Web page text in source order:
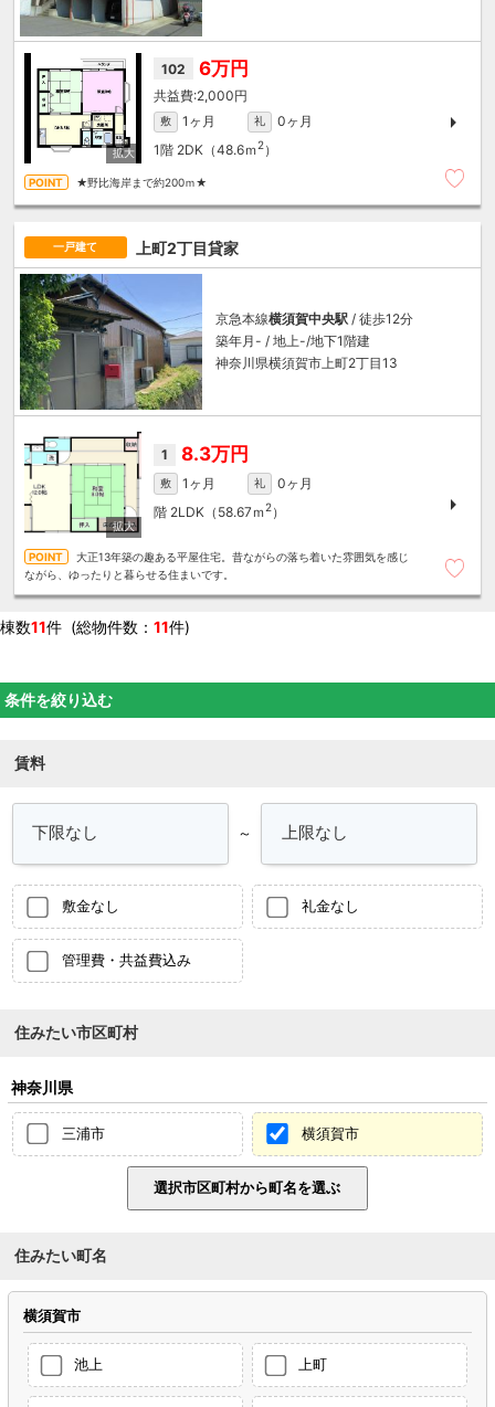
102 6万円
2,000円
敷 1ヶ月 礼
0ヶ月
1階 2DK（48.6ｍ 2）
★野比海岸まで約200ｍ★
一戸建て 上町2丁目貸家
京急本線横須賀中央駅 / 徒歩12分
築年月- / 地上-/地下1階建
神奈川県横須賀市上町2丁目13
1 8.3万円
敷 1ヶ月 礼
0ヶ月
階 2LDK（58.67ｍ 2）
大正13年築の趣ある平屋住宅。昔ながらの落ち着いた雰囲気を感じ
ながら、ゆったりと暮らせる住まいです。
棟数11件 (総物件数： 11件)
条件を絞り込む
賃料
～
敷金なし 礼金なし
管理費・共益費込み
住みたい市区町村
神奈川県
三浦市 横須賀市
住みたい町名
横須賀市
池上 上町